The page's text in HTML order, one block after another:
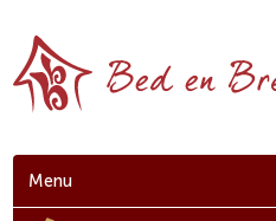
Menu